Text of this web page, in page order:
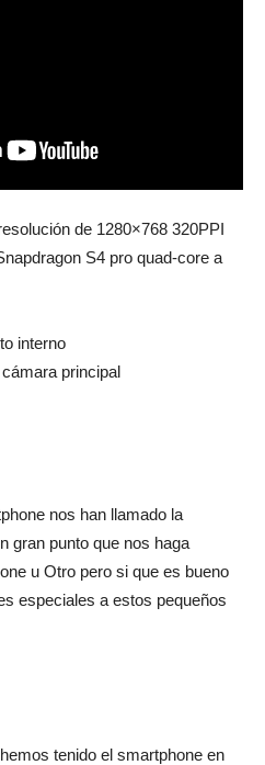
de 1280×768 320PPI
S4 pro quad-core a
interno
principal
nos han llamado la
gran punto que nos haga
u Otro pero si que es bueno
especiales a estos pequeños
tenido el smartphone en